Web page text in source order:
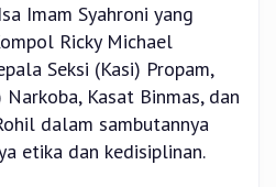
Imam Syahroni yang
Ricky Michael
Seksi (Kasi) Propam,
Kasat Binmas, dan
dalam sambutannya
etika dan kedisiplinan.